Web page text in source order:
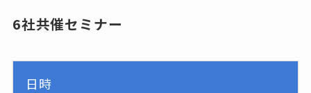
6社共催セミナー
日時